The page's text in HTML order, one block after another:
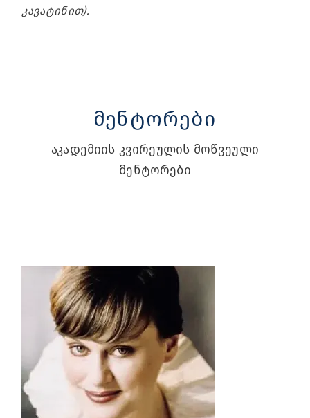
კავატინით).
მენტორები
აკადემიის კვირეულის მოწვეული
მენტორები